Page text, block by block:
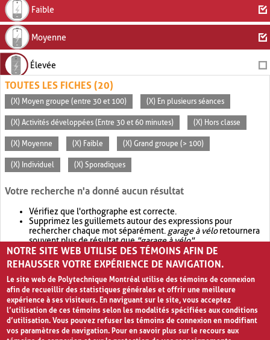
Faible
Moyenne
Élevée
TOUTES LES FICHES (20)
(X) Moyen groupe (entre 30 et 100) (X) En plusieurs séances
(X) Activités développées (Entre 30 et 60 minutes) (X) Hors classe
(X) Moyenne (X) Faible (X) Grand groupe (> 100)
(X) Individuel (X) Sporadiques
Votre recherche n'a donné aucun résultat
Vérifiez que l'orthographe est correcte.
Supprimez les guillemets autour des expressions pour
rechercher chaque mot séparément. garage à véloretournera
souvent plus de résultat que"garage à vélo".
Envisagez d'élargir votre recherche avec OR.garage OR vélo
retournera souvent plus de résultat quegarage à vélo
NOTRE SITE WEB UTILISE DES TÉMOINS AFIN DE
REHAUSSER VOTRE EXPÉRIENCE DE NAVIGATION.
Le site web de Polytechnique Montréal utilise des témoins de connexion
afin de recueillir des statistiques générales et offrir une meilleure
expérience à ses visiteurs. En naviguant sur le site, vous acceptez
l’utilisation de ces témoins selon les modalités spécifiées aux conditions
d’utilisation. Vous pouvez refuser les témoins de connexion en modifiant
vos paramètres de navigation. Pour en savoir plus sur le recours aux